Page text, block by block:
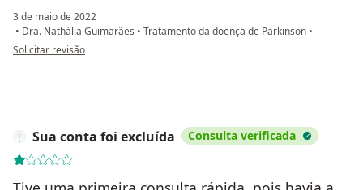
3 de maio de 2022
• Dra. Nathália Guimarães • Tratamento da doença de Parkinson •
na opinião do utilizador Firmino cruz filho
Solicitar revisão
Sua conta foi excluída Consulta verificada